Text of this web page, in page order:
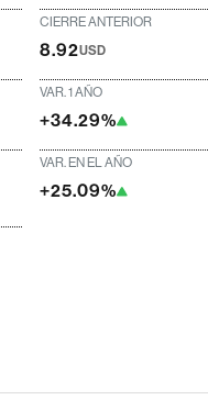
CIERRE ANTERIOR
8.92USD
VAR. 1 AÑO
+34.29%
VAR. EN EL AÑO
+25.09%